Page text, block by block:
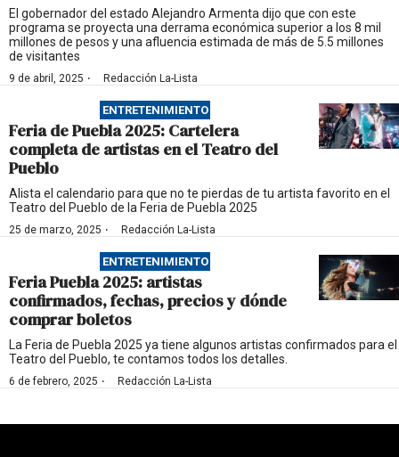
El gobernador del estado Alejandro Armenta dijo que con este
programa se proyecta una derrama económica superior a los 8 mil
millones de pesos y una afluencia estimada de más de 5.5 millones
de visitantes
9 de abril, 2025 · Redacción La-Lista
ENTRETENIMIENTO
Feria de Puebla 2025: Cartelera
completa de artistas en el Teatro del
Pueblo
Alista el calendario para que no te pierdas de tu artista favorito en el
Teatro del Pueblo de la Feria de Puebla 2025
25 de marzo, 2025 · Redacción La-Lista
ENTRETENIMIENTO
Feria Puebla 2025: artistas
confirmados, fechas, precios y dónde
comprar boletos
La Feria de Puebla 2025 ya tiene algunos artistas confirmados para el
Teatro del Pueblo, te contamos todos los detalles.
6 de febrero, 2025 · Redacción La-Lista